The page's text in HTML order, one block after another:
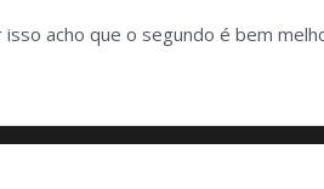
acho que o segundo é bem